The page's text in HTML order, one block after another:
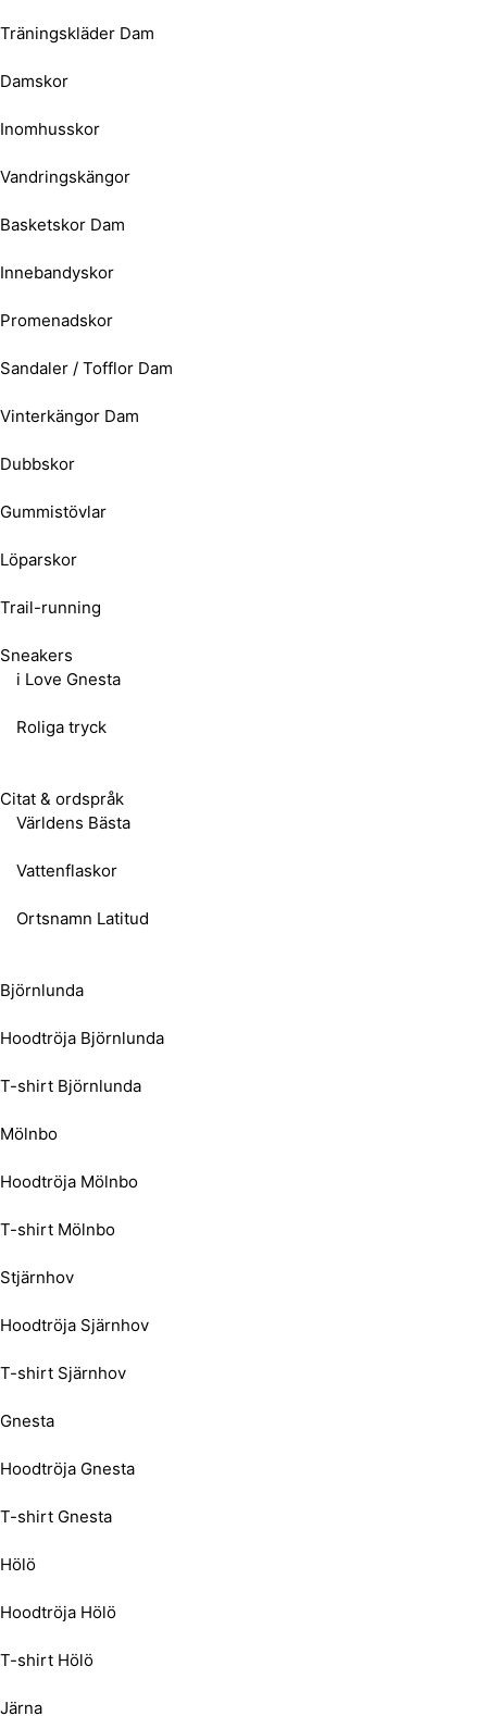
Träningskläder Dam
Damskor
Inomhusskor
Vandringskängor
Basketskor Dam
Innebandyskor
Promenadskor
Sandaler / Tofflor Dam
Vinterkängor Dam
Dubbskor
Gummistövlar
Löparskor
Trail-running
Sneakers
i Love Gnesta
Roliga tryck
Citat & ordspråk
Världens Bästa
Vattenflaskor
Ortsnamn Latitud
Björnlunda
Hoodtröja Björnlunda
T-shirt Björnlunda
Mölnbo
Hoodtröja Mölnbo
T-shirt Mölnbo
Stjärnhov
Hoodtröja Sjärnhov
T-shirt Sjärnhov
Gnesta
Hoodtröja Gnesta
T-shirt Gnesta
Hölö
Hoodtröja Hölö
T-shirt Hölö
Järna